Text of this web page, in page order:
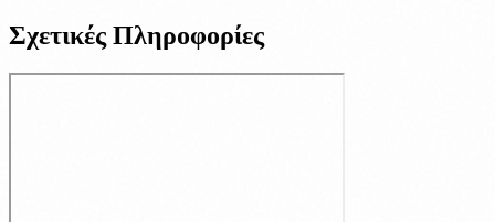
Σχετικές Πληροφορίες